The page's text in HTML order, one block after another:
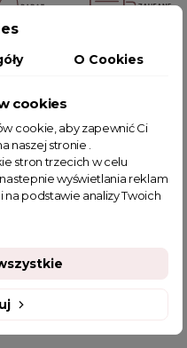
elegancka bluzka
do spódnicy
damskie
bluzki wizytowe
O Cookies
cookies
cookie, aby zapewnić Ci
naszej stronie .
stron trzecich w celu
nastepnie wyświetlania reklam
podstawie analizy Twoich